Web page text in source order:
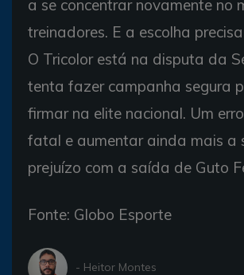
a se concentrar novamente no
treinadores. E a escolha
O Tricolor está na disputa da
tenta fazer campanha segura
firmar na elite nacional. Um
fatal e aumentar ainda mais a
prejuízo com a saída de Guto
Fonte: Globo Esporte
- Heitor Montes